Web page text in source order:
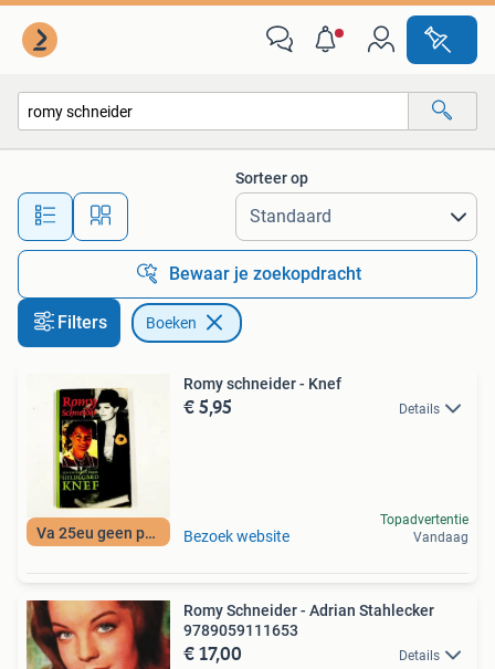
Alle afstanden…
Sorteer op
Bewaar je zoekopdracht
Filters Boeken
Va 25eu geen porto
Romy schneider - Knef
€ 5,95 Details
Bezoek website
Topadvertentie
Vandaag
Romy Schneider - Adrian Stahlecker
9789059111653
€ 17,00 Details